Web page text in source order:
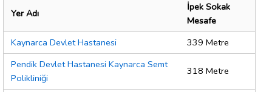
Yer Adı
İpek Sokak
Mesafe
Kaynarca Devlet Hastanesi
339 Metre
Pendik Devlet Hastanesi Kaynarca Semt
Polikliniği
318 Metre